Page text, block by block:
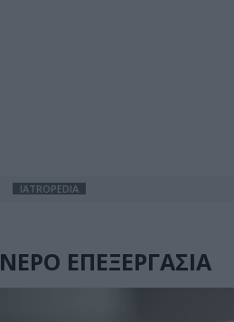
IATROPEDIA
ΝΕΡΟ ΕΠΕΞΕΡΓΑΣΙΑ